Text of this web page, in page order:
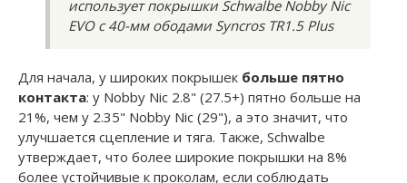
использует покрышки Schwalbe Nobby Nic
EVO с 40-мм ободами Syncros TR1.5 Plus
Для начала, у широких покрышек больше пятно
контакта: у Nobby Nic 2.8" (27.5+) пятно больше на
21%, чем у 2.35" Nobby Nic (29"), а это значит, что
улучшается сцепление и тяга. Также, Schwalbe
утверждает, что более широкие покрышки на 8%
более устойчивые к проколам, если соблюдать